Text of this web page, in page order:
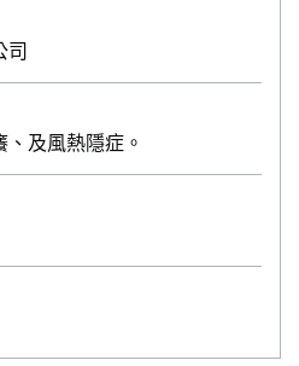
司
及風熱隱症。